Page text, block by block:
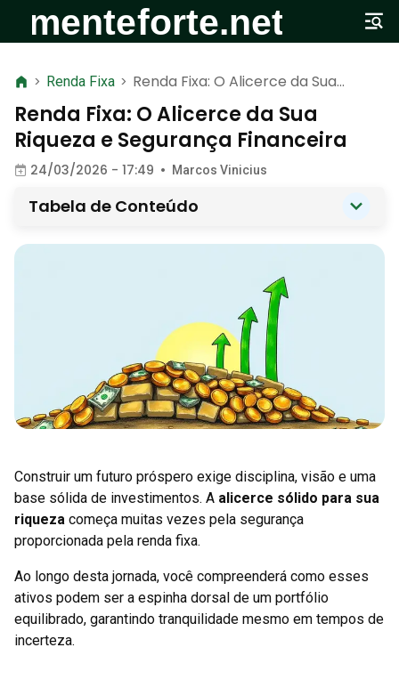
> Renda Fixa > Renda Fixa: O Alicerce da Sua
Riqueza e Segurança Financeira
Renda Fixa: O Alicerce da Sua
Riqueza e Segurança Financeira
24/03/2026 - 17:49 • Marcos Vinicius
Tabela de Conteúdo
Construir um futuro próspero exige disciplina, visão e uma
base sólida de investimentos. A alicerce sólido para sua
riqueza começa muitas vezes pela segurança
proporcionada pela renda fixa.
Ao longo desta jornada, você compreenderá como esses
ativos podem ser a espinha dorsal de um portfólio
equilibrado, garantindo tranquilidade mesmo em tempos de
incerteza.